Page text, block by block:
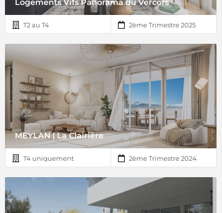
Logements Vifs Panorama du Vercors
T2 au T4 2ème Trimestre 2025
MEYLAN | La Clairière
T4 uniquement 2ème Trimestre 2024